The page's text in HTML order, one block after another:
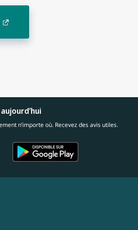
n’importe où. Recevez des avis utiles.